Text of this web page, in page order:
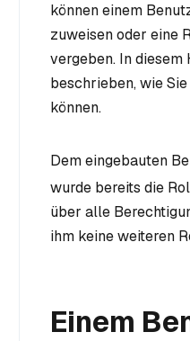
können einem
zuweisen oder eine
vergeben. In diesem
beschrieben, wie
können.
Dem eingebauten
wurde bereits die
über alle
ihm keine weiteren
Einem